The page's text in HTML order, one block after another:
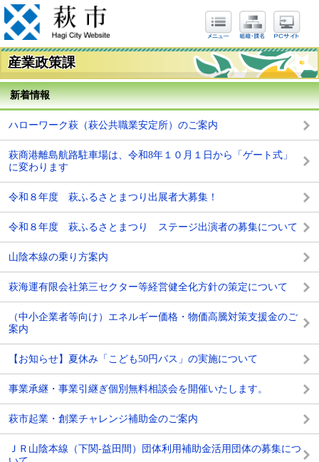
産業政策課
新着情報
ハローワーク萩（萩公共職業安定所）のご案内
萩商港離島航路駐車場は、令和8年１０月１日から「ゲート式」
に変わります
令和８年度 萩ふるさとまつり出展者大募集！
令和８年度 萩ふるさとまつり ステージ出演者の募集について
山陰本線の乗り方案内
萩海運有限会社第三セクター等経営健全化方針の策定について
（中小企業者等向け）エネルギー価格・物価高騰対策支援金のご
案内
【お知らせ】夏休み「こども50円バス」の実施について
事業承継・事業引継ぎ個別無料相談会を開催いたします。
萩市起業・創業チャレンジ補助金のご案内
ＪＲ山陰本線（下関-益田間）団体利用補助金活用団体の募集につ